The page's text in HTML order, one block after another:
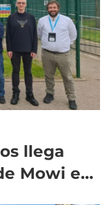
llega
Mowi en